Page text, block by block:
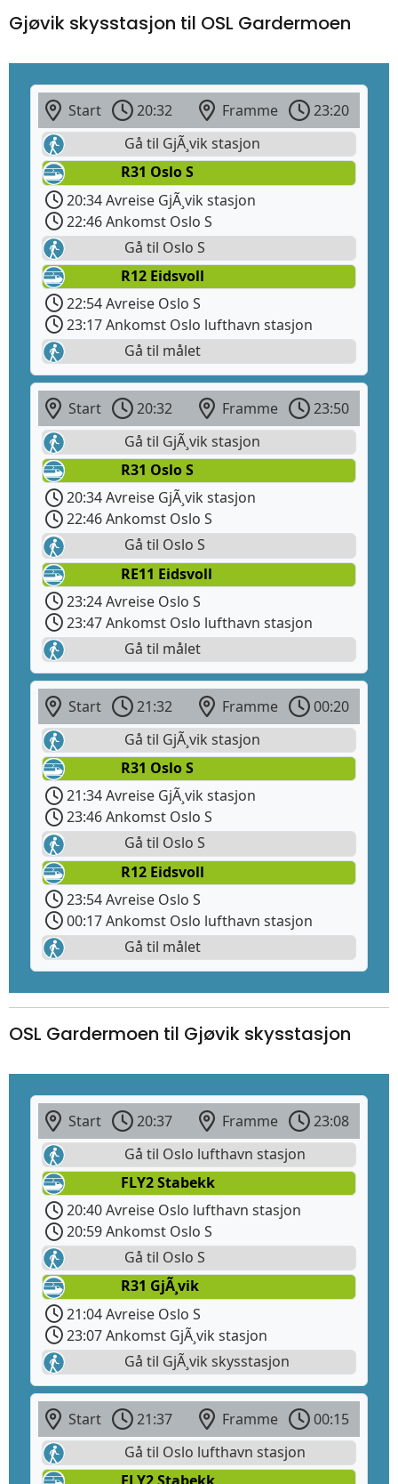
Gjøvik skysstasjon til OSL Gardermoen
Start 20:32 Framme
23:20
Gå til GjÃ¸vik stasjon
R31 Oslo S
20:34 Avreise GjÃ¸vik stasjon
22:46 Ankomst Oslo S
Gå til Oslo S
R12 Eidsvoll
22:54 Avreise Oslo S
23:17 Ankomst Oslo lufthavn stasjon
Gå til målet
Start 20:32 Framme
23:50
Gå til GjÃ¸vik stasjon
R31 Oslo S
20:34 Avreise GjÃ¸vik stasjon
22:46 Ankomst Oslo S
Gå til Oslo S
RE11 Eidsvoll
23:24 Avreise Oslo S
23:47 Ankomst Oslo lufthavn stasjon
Gå til målet
Start 21:32 Framme
00:20
Gå til GjÃ¸vik stasjon
R31 Oslo S
21:34 Avreise GjÃ¸vik stasjon
23:46 Ankomst Oslo S
Gå til Oslo S
R12 Eidsvoll
23:54 Avreise Oslo S
00:17 Ankomst Oslo lufthavn stasjon
Gå til målet
OSL Gardermoen til Gjøvik skysstasjon
Start 20:37 Framme
23:08
Gå til Oslo lufthavn stasjon
FLY2 Stabekk
20:40 Avreise Oslo lufthavn stasjon
20:59 Ankomst Oslo S
Gå til Oslo S
R31 GjÃ¸vik
21:04 Avreise Oslo S
23:07 Ankomst GjÃ¸vik stasjon
Gå til GjÃ¸vik skysstasjon
Start 21:37 Framme
00:15
Gå til Oslo lufthavn stasjon